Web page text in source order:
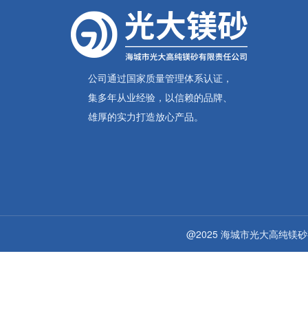
公司通过国家质量管理体系认证，
集多年从业经验，以信赖的品牌、
雄厚的实力打造放心产品。
@2025 海城市光大高纯镁